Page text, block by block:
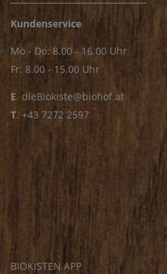
Kundenservice
Mo - Do: 8.00 - 16.00 Uhr
Fr: 8.00 - 15.00 Uhr
E. dieBiokiste@biohof.at
T. +43 7272 2597
BIOKISTEN APP